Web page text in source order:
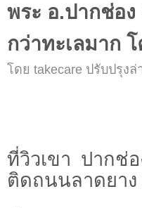
พระ อ.ปากช่อง
กว่าทะเลมาก
โดย takecare ปรับปรุงล่
ที่วิวเขา ปากช่
ติดถนนลาดยาง